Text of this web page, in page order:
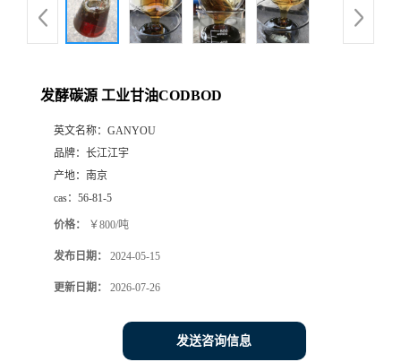
发酵碳源 工业甘油CODBOD
英文名称： GANYOU
品牌： 长江江宇
产地： 南京
cas： 56-81-5
价格： ￥800/吨
发布日期： 2024-05-15
更新日期： 2026-07-26
发送咨询信息